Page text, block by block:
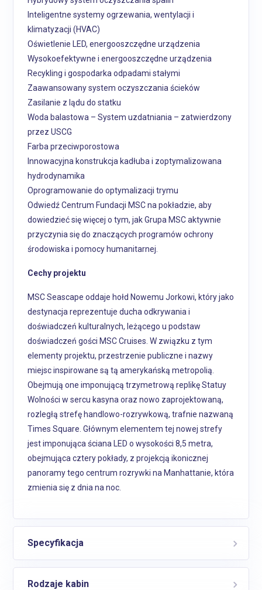
Inteligentne systemy ogrzewania, wentylacji i
klimatyzacji (HVAC)
Oświetlenie LED, energooszczędne urządzenia
Wysokoefektywne i energooszczędne urządzenia
Recykling i gospodarka odpadami stałymi
Zaawansowany system oczyszczania ścieków
Zasilanie z lądu do statku
Woda balastowa – System uzdatniania – zatwierdzony
przez USCG
Farba przeciwporostowa
Innowacyjna konstrukcja kadłuba i zoptymalizowana
hydrodynamika
Oprogramowanie do optymalizacji trymu
Odwiedź Centrum Fundacji MSC na pokładzie, aby
dowiedzieć się więcej o tym, jak Grupa MSC aktywnie
przyczynia się do znaczących programów ochrony
środowiska i pomocy humanitarnej.
Cechy projektu
MSC Seascape oddaje hołd Nowemu Jorkowi, który jako
destynacja reprezentuje ducha odkrywania i
doświadczeń kulturalnych, leżącego u podstaw
doświadczeń gości MSC Cruises. W związku z tym
elementy projektu, przestrzenie publiczne i nazwy
miejsc inspirowane są tą amerykańską metropolią.
Obejmują one imponującą trzymetrową replikę Statuy
Wolności w sercu kasyna oraz nowo zaprojektowaną,
rozległą strefę handlowo-rozrywkową, trafnie nazwaną
Times Square. Głównym elementem tej nowej strefy
jest imponująca ściana LED o wysokości 8,5 metra,
obejmująca cztery pokłady, z projekcją ikonicznej
panoramy tego centrum rozrywki na Manhattanie, która
zmienia się z dnia na noc.
Specyfikacja
Rodzaje kabin